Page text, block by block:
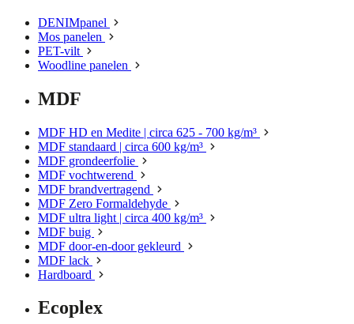
DENIMpanel
Mos panelen
PET-vilt
Woodline panelen
MDF
MDF HD en Medite | circa 625 - 700 kg/m³
MDF standaard | circa 600 kg/m³
MDF grondeerfolie
MDF vochtwerend
MDF brandvertragend
MDF Zero Formaldehyde
MDF ultra light | circa 400 kg/m³
MDF buig
MDF door-en-door gekleurd
MDF lack
Hardboard
Ecoplex